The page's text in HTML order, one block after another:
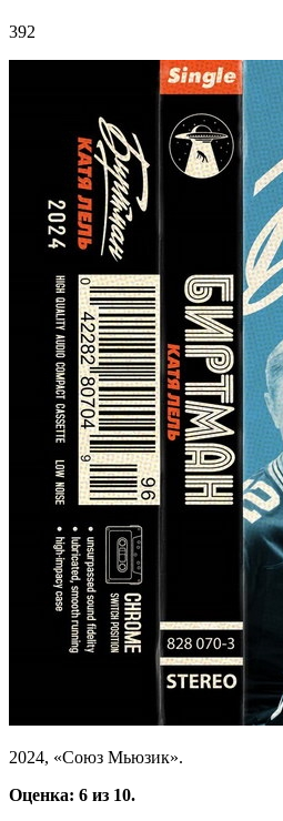
392
2024, «Союз Мьюзик».
Оценка: 6 из 10.